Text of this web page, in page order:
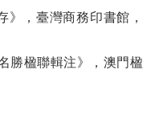
，臺灣商務印書館，
勝楹聯輯注》，澳門楹